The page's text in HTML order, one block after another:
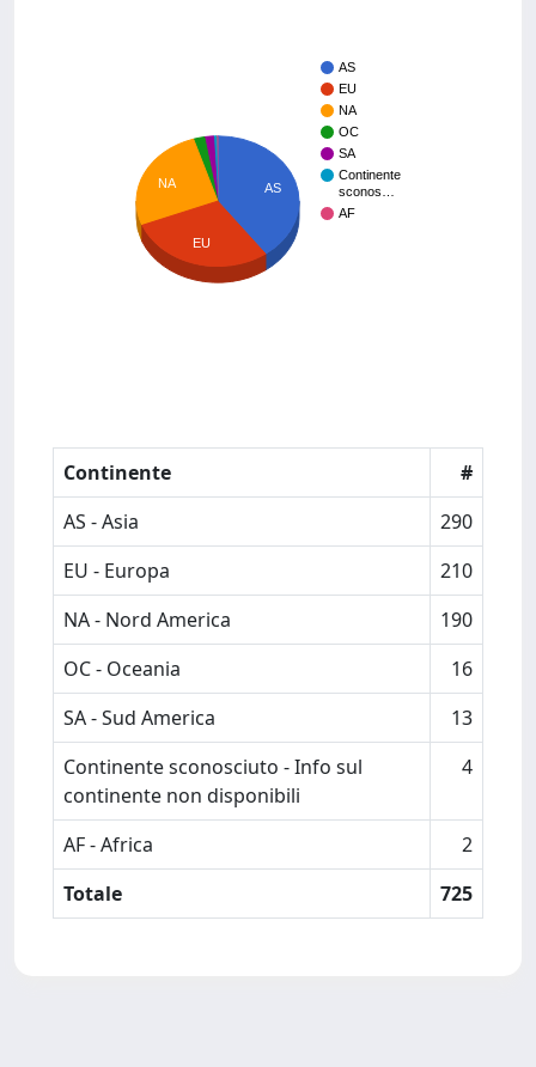
AS
EU
NA
OC
SA
Continente
sconos…
AF
AS
NA
EU
Continente
#
AS - Asia
290
EU - Europa
210
NA - Nord America
190
OC - Oceania
16
SA - Sud America
13
Continente sconosciuto - Info sul
continente non disponibili
4
AF - Africa
2
Totale
725